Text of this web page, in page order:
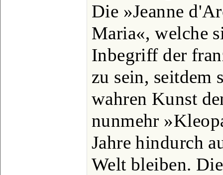
Die »Jeanne
Maria«, welche
Inbegriff der
zu sein, seitdem
wahren Kunst
nunmehr
Jahre hindurch
Welt bleiben.